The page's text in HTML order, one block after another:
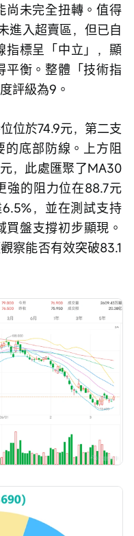
尚未完全扭轉。值得
進入超賣區，但已自
指標呈「中立」，顯
平衡。整體「技術指
評級為9。
位於74.9元，第二支
的底部防線。上方阻
，此處匯聚了MA30
強的阻力位在88.7元
，並在測試支持
盤支撐初步顯現。
察能否有效突破83.1